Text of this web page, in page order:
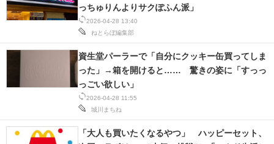
2026-04-28 13:40
ねとらぼ編集部
っちゅりんよりサクぽふん派」
2026-04-28 11:55
城川まちね
資生堂パーラーで「自分にクッキー缶買ってしま
った」→箱を開けると…… 驚きの姿に「すっっ
っごい欲しい」
「大人も買いたくなるやつ」 ハッピーセット、